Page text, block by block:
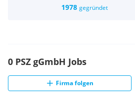
sozialen Dienstleistungen)
Wir erbringen unsere
insbesondere für Menschen mit
richtet sich dabei vor allem an jene
beeinträchtigt ist.
1978 gegründet
0 PSZ gGmbH Jobs
Firma folgen